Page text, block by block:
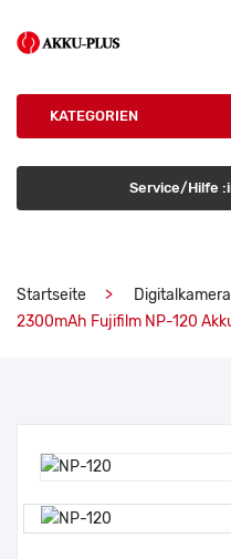
KATEGORIEN
Service/Hilfe
Startseite
2300mAh Fujifilm NP-120